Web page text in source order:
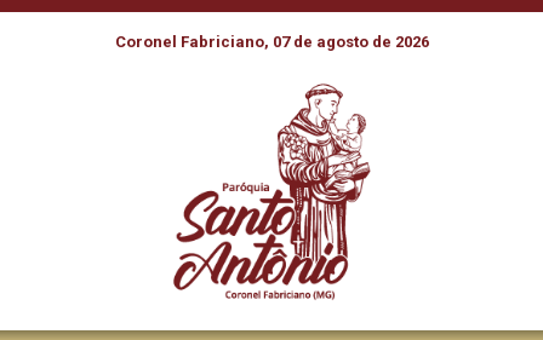
Coronel Fabriciano, 07 de agosto de 2026